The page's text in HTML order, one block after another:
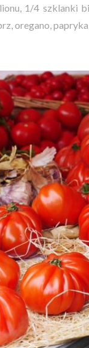
1/4 szklanki
oregano,